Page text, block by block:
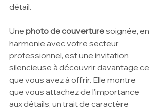
détail.
Une photo de couverture soignée, en
harmonie avec votre secteur
professionnel, est une invitation
silencieuse à découvrir davantage ce
que vous avez à offrir. Elle montre
que vous attachez de l'importance
aux détails, un trait de caractère